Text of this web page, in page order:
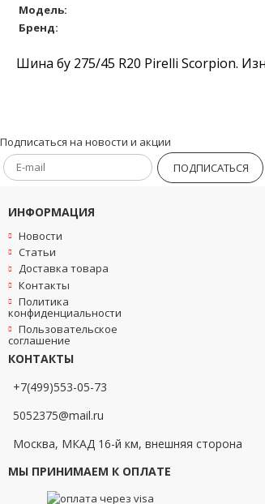
Модель:
Бренд:
Шина бу 275/45 R20 Pirelli Scorpion.
Подписаться на новости и акции
ПОДПИСАТЬСЯ
ИНФОРМАЦИЯ
Новости
Статьи
Доставка товара
Контакты
Политика
конфиденциальности
Пользовательское
соглашение
КОНТАКТЫ
+7(499)553-05-73
5052375@mail.ru
Москва, МКАД 16-й км, внешняя сторона
МЫ ПРИНИМАЕМ К ОПЛАТЕ